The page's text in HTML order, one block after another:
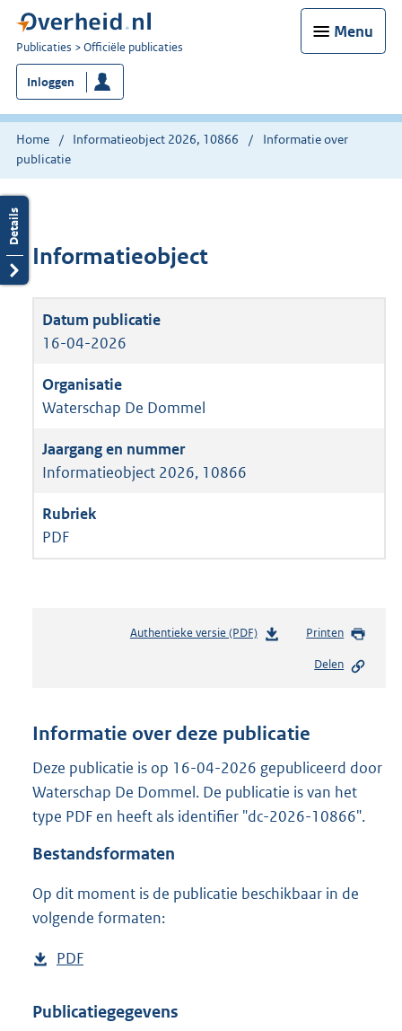
Menu
U
bent
nu
hier:
Publicaties Officiële publicaties
Inloggen
Home Informatieobject 2026, 10866
Informatie over
publicatie
Informatieobject
16-04-2026
Waterschap De Dommel
Informatieobject 2026, 10866
PDF
Authentieke versie (PDF)b
n
s
g
r
o
e
Printen
Delen
Informatie over deze publicatie
Deze publicatie is op 16-04-2026 gepubliceerd door
Waterschap De Dommel. De publicatie is van het
type PDF en heeft als identifier "dc-2026-10866".
Bestandsformaten
Op dit moment is de publicatie beschikbaar in de
volgende formaten:
D
w
PDF
s
Publicatiegegevens